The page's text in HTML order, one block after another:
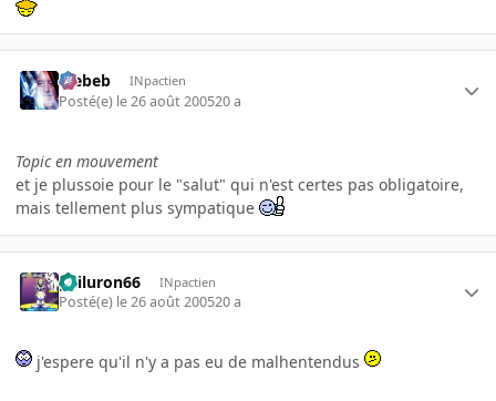
Trebeb INpactien
Posté(e) le 26 août 200520 a
Topic en mouvement
et je plussoie pour le "salut" qui n'est certes pas obligatoire,
mais tellement plus sympatique
gailuron66 INpactien
Posté(e) le 26 août 200520 a
j'espere qu'il n'y a pas eu de malhentendus